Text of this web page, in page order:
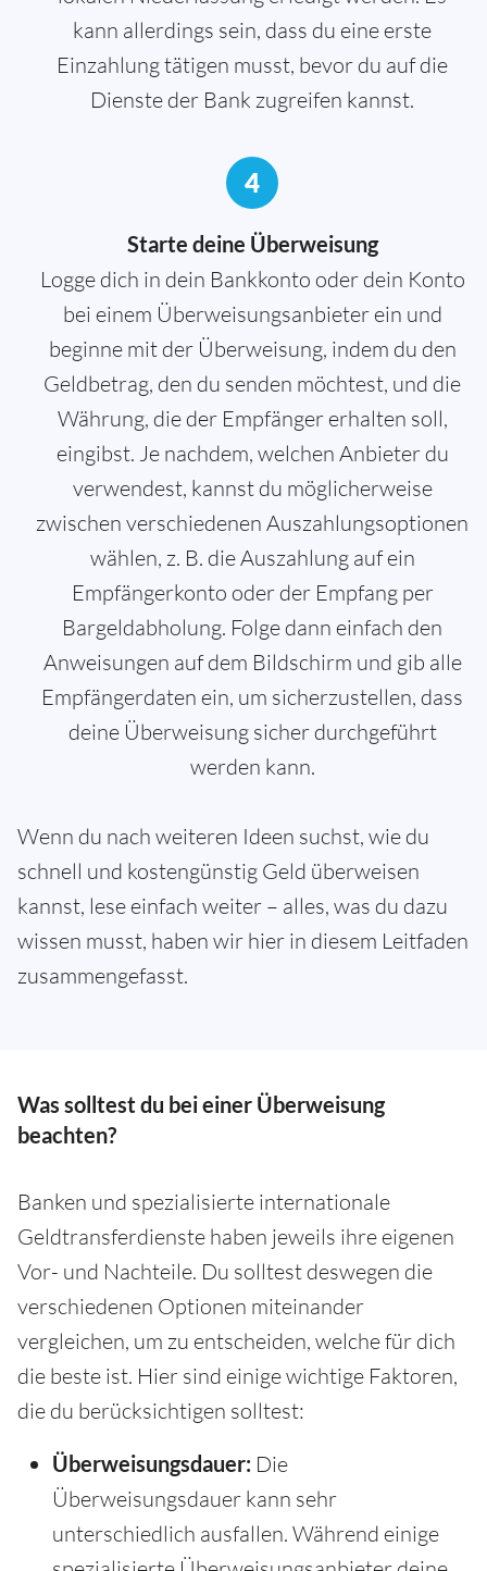
kann allerdings sein, dass du eine erste
Einzahlung tätigen musst, bevor du auf die
Dienste der Bank zugreifen kannst.
4
Starte deine Überweisung
Logge dich in dein Bankkonto oder dein Konto
bei einem Überweisungsanbieter ein und
beginne mit der Überweisung, indem du den
Geldbetrag, den du senden möchtest, und die
Währung, die der Empfänger erhalten soll,
eingibst. Je nachdem, welchen Anbieter du
verwendest, kannst du möglicherweise
zwischen verschiedenen Auszahlungsoptionen
wählen, z. B. die Auszahlung auf ein
Empfängerkonto oder der Empfang per
Bargeldabholung. Folge dann einfach den
Anweisungen auf dem Bildschirm und gib alle
Empfängerdaten ein, um sicherzustellen, dass
deine Überweisung sicher durchgeführt
werden kann.
Wenn du nach weiteren Ideen suchst, wie du
schnell und kostengünstig Geld überweisen
kannst, lese einfach weiter – alles, was du dazu
wissen musst, haben wir hier in diesem Leitfaden
zusammengefasst.
Was solltest du bei einer Überweisung
beachten?
Banken und spezialisierte internationale
Geldtransferdienste haben jeweils ihre eigenen
Vor- und Nachteile. Du solltest deswegen die
verschiedenen Optionen miteinander
vergleichen, um zu entscheiden, welche für dich
die beste ist. Hier sind einige wichtige Faktoren,
die du berücksichtigen solltest:
Überweisungsdauer: Die
Überweisungsdauer kann sehr
unterschiedlich ausfallen. Während einige